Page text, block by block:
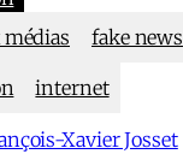
fake news
internet
Xavier Josset